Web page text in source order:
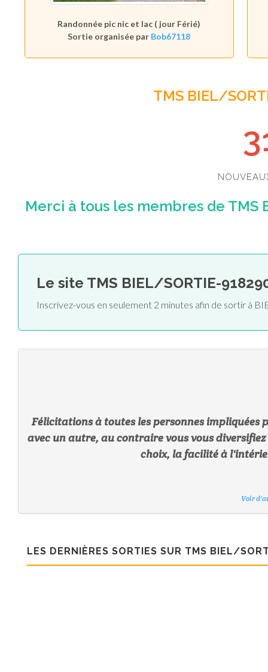
Randonnée pic nic et lac ( jour Férié)
Sortie organisée par Bob67118
TMS BIEL/
Merci à tous les membres de TMS
Le site TMS BIEL/SORTIE-
Inscrivez-vous en seulement 2 minutes afin de sortir à
Félicitations à toutes les personnes impliquées
avec un autre, au contraire vous vous
choix, la facilité à
Voir
LES DERNIÈRES SORTIES SUR TMS BIEL/